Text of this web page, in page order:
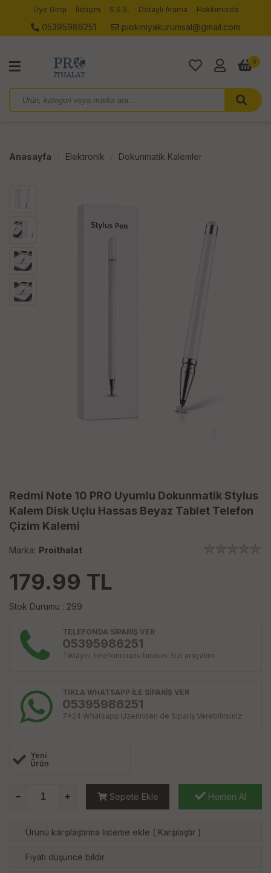
Üye Girişi İletişim S.S.S. Detaylı Arama Hakkımızda
05395986251 piokimyakurumsal@gmail.com
0
Anasayfa Elektronik Dokunmatik Kalemler
Redmi Note 10 PRO Uyumlu Dokunmatik Stylus
Kalem Disk Uçlu Hassas Beyaz Tablet Telefon
Çizim Kalemi
Marka: Proithalat
179.99 TL
Stok Durumu : 299
TELEFONDA SİPARİŞ VER
05395986251
Tıklayın, telefonunuzu bırakın. Sizi arayalım.
TIKLA WHATSAPP İLE SİPARİŞ VER
05395986251
7x24 Whatsapp Üzerinden de Sipariş Verebilirsiniz.
Yeni
Ürün
Sepete Ekle Hemen Al
· Ürünü karşılaştırma listeme ekle ( Karşılaştır )
· Fiyatı düşünce bildir